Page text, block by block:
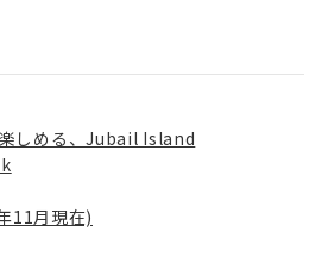
しめる、Jubail Island
11月現在)